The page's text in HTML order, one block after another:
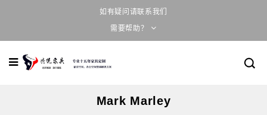
如有疑问请联系我们
需要帮助？
Mark Marley